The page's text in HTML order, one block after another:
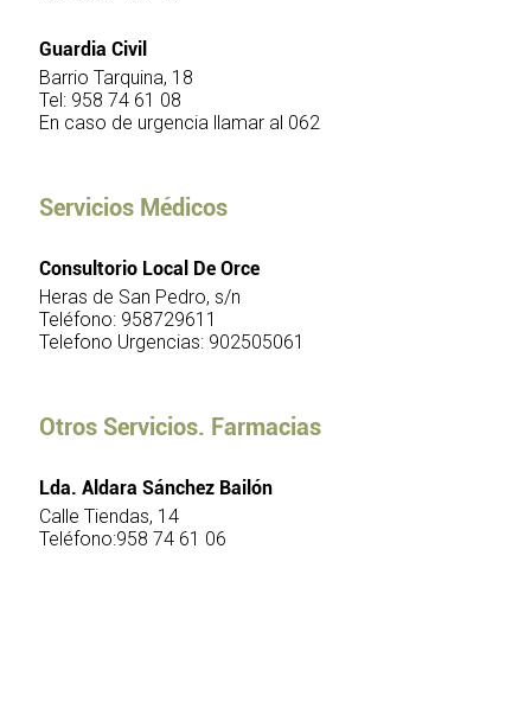
Guardia Civil
Barrio Tarquina, 18
Tel: 958 74 61 08
En caso de urgencia llamar al 062
Servicios Médicos
Consultorio Local De Orce
Heras de San Pedro, s/n
Teléfono: 958729611
Telefono Urgencias: 902505061
Otros Servicios. Farmacias
Lda. Aldara Sánchez Bailón
Calle Tiendas, 14
Teléfono:958 74 61 06